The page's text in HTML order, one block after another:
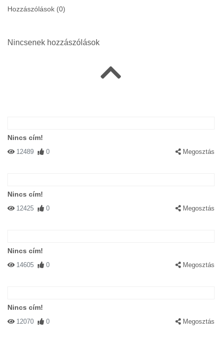
Hozzászólások (0)
Nincsenek hozzászólások
Nincs cím!
12489 0 Megosztás
Nincs cím!
12425 0 Megosztás
Nincs cím!
14605 0 Megosztás
Nincs cím!
12070 0 Megosztás